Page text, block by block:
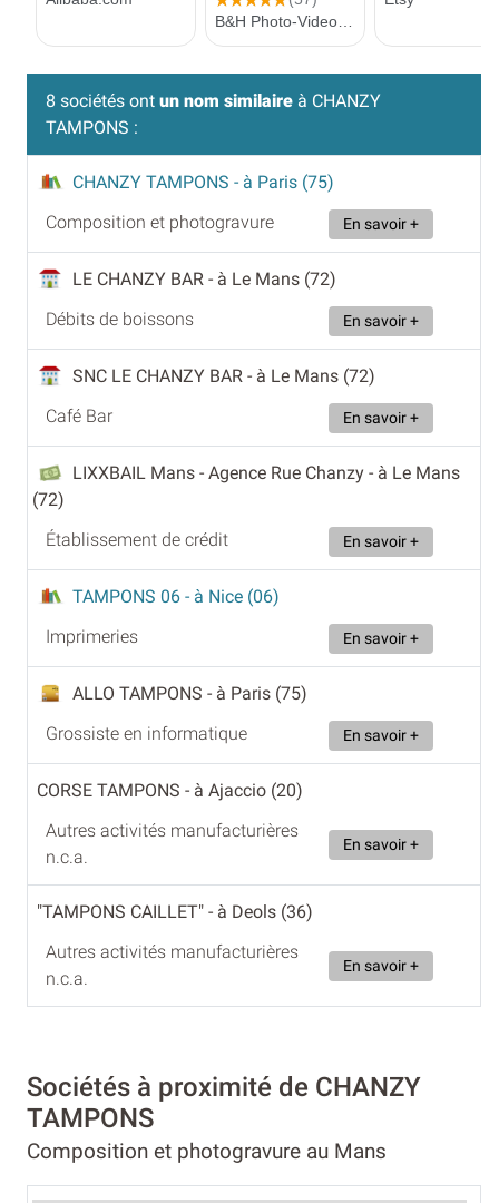
8 sociétés ont un nom similaire à CHANZY
TAMPONS :
CHANZY TAMPONS - à Paris (75)
Composition et photogravure
En savoir +
LE CHANZY BAR - à Le Mans (72)
Débits de boissons
En savoir +
SNC LE CHANZY BAR - à Le Mans (72)
Café Bar
En savoir +
LIXXBAIL Mans - Agence Rue Chanzy - à Le Mans
(72)
Établissement de crédit
En savoir +
TAMPONS 06 - à Nice (06)
Imprimeries
En savoir +
ALLO TAMPONS - à Paris (75)
Grossiste en informatique
En savoir +
CORSE TAMPONS - à Ajaccio (20)
Autres activités manufacturières
n.c.a.
En savoir +
"TAMPONS CAILLET" - à Deols (36)
Autres activités manufacturières
n.c.a.
En savoir +
Sociétés à proximité de CHANZY
TAMPONS
Composition et photogravure au Mans